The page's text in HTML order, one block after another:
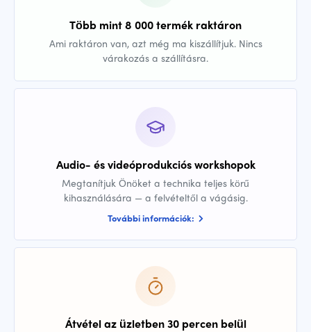
Több mint 8 000 termék raktáron
Ami raktáron van, azt még ma kiszállítjuk. Nincs
várakozás a szállításra.
Audio- és videóprodukciós workshopok
Megtanítjuk Önöket a technika teljes körű
kihasználására — a felvételtől a vágásig.
További információk:
Átvétel az üzletben 30 percen belül